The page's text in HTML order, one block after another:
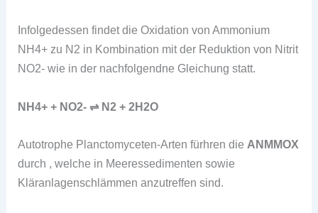
Infolgedessen findet die Oxidation von Ammonium
NH4+ zu N2 in Kombination mit der Reduktion von Nitrit
NO2- wie in der nachfolgendne Gleichung statt.
NH4+ + NO2- ⇌ N2 + 2H2O
Autotrophe Planctomyceten-Arten fürhren die ANMMOX
durch , welche in Meeressedimenten sowie
Kläranlagenschlämmen anzutreffen sind.